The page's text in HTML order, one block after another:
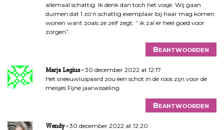
allemaal schattig. Ik denk dan toch het vosje. Wij gaan
duimen dat 1 zo’n schattig exemplaar bij haar mag komen
wonen want zoals ze zelf zegt: ” ik zal er heel goed voor
zorgen”.
Beantwoorden
Marja Legius
30 december 2022 at 12:17
Het sneeuwluipaard zou een schot in de roos zijn voor de
meisjes Fijne jaarwisseling
Beantwoorden
Wendy
30 december 2022 at 12:20